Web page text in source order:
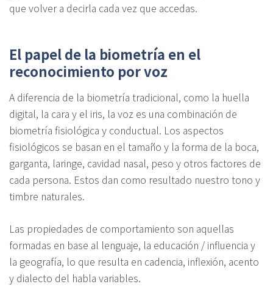
que volver a decirla cada vez que accedas.
El papel de la biometría en el
reconocimiento por voz
A diferencia de la biometría tradicional, como la huella
digital, la cara y el iris, la voz es una combinación de
biometría fisiológica y conductual. Los aspectos
fisiológicos se basan en el tamaño y la forma de la boca,
garganta, laringe, cavidad nasal, peso y otros factores de
cada persona. Estos dan como resultado nuestro tono y
timbre naturales.
Las propiedades de comportamiento son aquellas
formadas en base al lenguaje, la educación / influencia y
la geografía, lo que resulta en cadencia, inflexión, acento
y dialecto del habla variables.